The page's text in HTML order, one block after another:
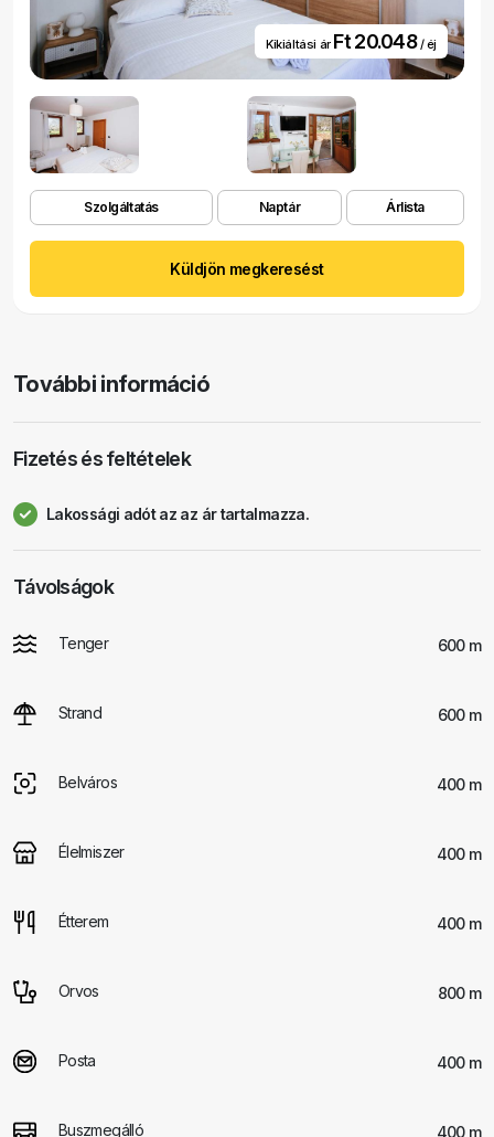
Kikiáltási ár Ft 20.048/ éj
Szolgáltatás Naptár Árlista
Küldjön megkeresést
További információ
Fizetés és feltételek
Lakossági adót az az ár tartalmazza.
Távolságok
Tenger 600 m
Strand 600 m
Belváros 400 m
Élelmiszer 400 m
Étterem 400 m
Orvos 800 m
Posta 400 m
Buszmegálló 400 m